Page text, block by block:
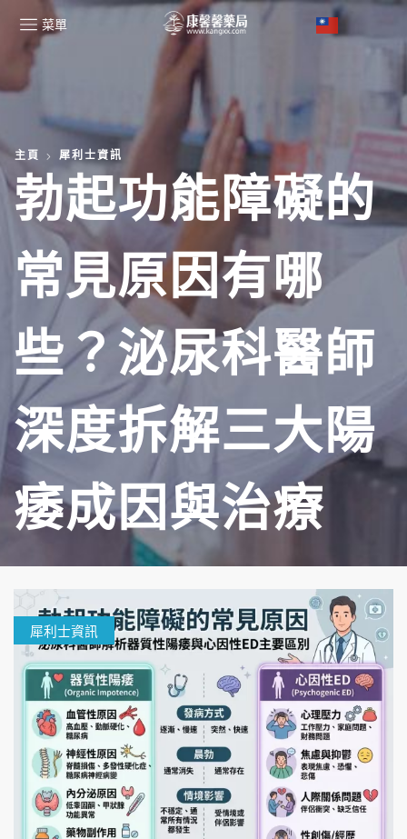
菜單
主頁 犀利士資訊
勃起功能障礙的
常見原因有哪
些？泌尿科醫師
深度拆解三大陽
痿成因與治療
犀利士資訊